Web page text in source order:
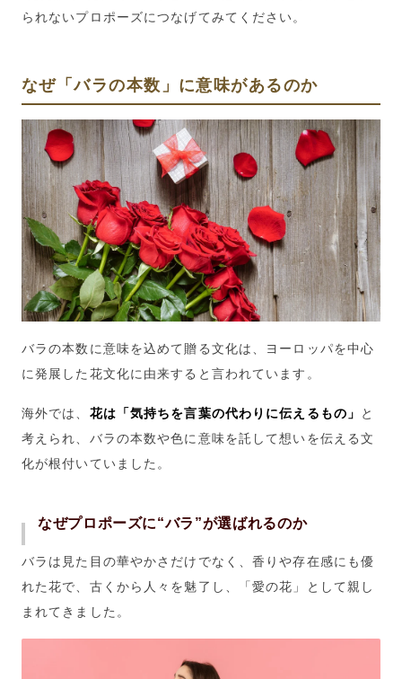
られないプロポーズにつなげてみてください。
なぜ「バラの本数」に意味があるのか
バラの本数に意味を込めて贈る文化は、ヨーロッパを中心
に発展した花文化に由来すると言われています。
海外では、 花は「気持ちを言葉の代わりに伝えるもの」
と
考えられ、バラの本数や色に意味を託して想いを伝える文
化が根付いていました。
なぜプロポーズに“バラ”が選ばれるのか
バラは見た目の華やかさだけでなく、香りや存在感にも優
れた花で、 古くから人々を魅了し、「愛の花」として親し
まれてきました。